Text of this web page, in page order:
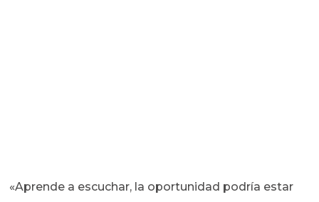
«Aprende a escuchar, la oportunidad podría estar